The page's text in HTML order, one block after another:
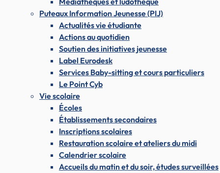
Puteaux Information Jeunesse (PIJ)
Actualités vie étudiante
Actions au quotidien
Soutien des initiatives jeunesse
Label Eurodesk
Services Baby-sitting et cours particuliers
Le Point Cyb
Vie scolaire
Écoles
Établissements secondaires
Inscriptions scolaires
Restauration scolaire et ateliers du midi
Calendrier scolaire
Accueils du matin et du soir, études surveillées